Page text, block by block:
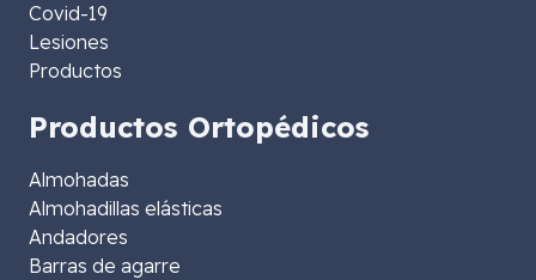
Covid-19
Lesiones
Productos
Productos Ortopédicos
Almohadas
Almohadillas elásticas
Andadores
Barras de agarre